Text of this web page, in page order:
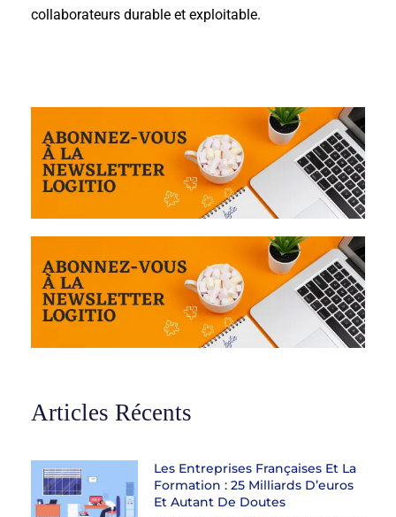
collaborateurs durable et exploitable.
Articles Récents
Les Entreprises Françaises Et La
Formation : 25 Milliards D’euros
Et Autant De Doutes